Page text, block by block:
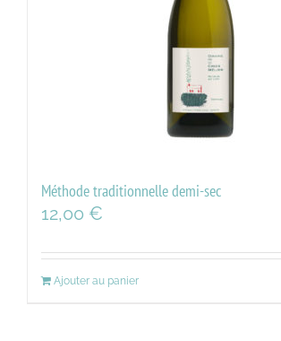
Méthode traditionnelle demi-sec
12,00 €
Ajouter au panier